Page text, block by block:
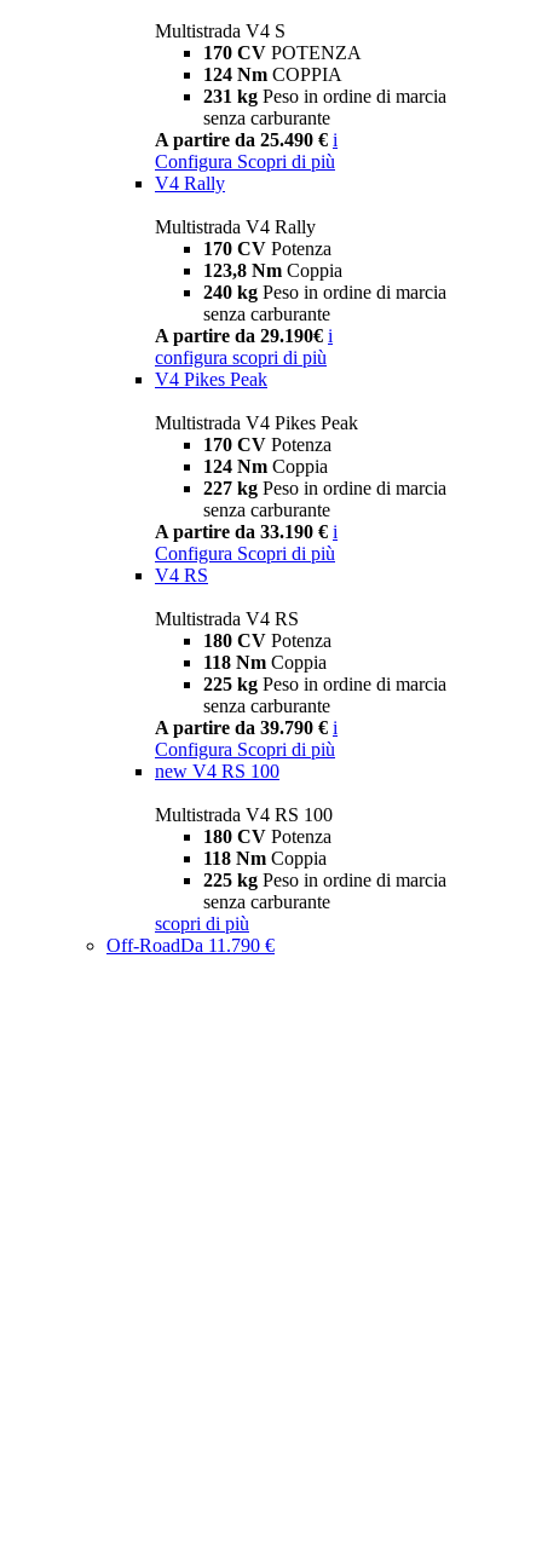
Multistrada V4 S
170 CV POTENZA
124 Nm COPPIA
231 kg Peso in ordine di marcia
senza carburante
A partire da 25.490 € i
Configura Scopri di più
V4 Rally
Multistrada V4 Rally
170 CV Potenza
123,8 Nm Coppia
240 kg Peso in ordine di marcia
senza carburante
A partire da 29.190€ i
configura scopri di più
V4 Pikes Peak
Multistrada V4 Pikes Peak
170 CV Potenza
124 Nm Coppia
227 kg Peso in ordine di marcia
senza carburante
A partire da 33.190 € i
Configura Scopri di più
V4 RS
Multistrada V4 RS
180 CV Potenza
118 Nm Coppia
225 kg Peso in ordine di marcia
senza carburante
A partire da 39.790 € i
Configura Scopri di più
new V4 RS 100
Multistrada V4 RS 100
180 CV Potenza
118 Nm Coppia
225 kg Peso in ordine di marcia
senza carburante
scopri di più
Off-RoadDa 11.790 €